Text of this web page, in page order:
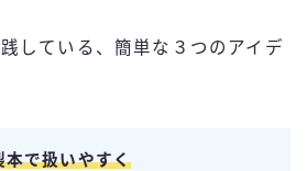
している、簡単な３つのアイデ
本で扱いやすく